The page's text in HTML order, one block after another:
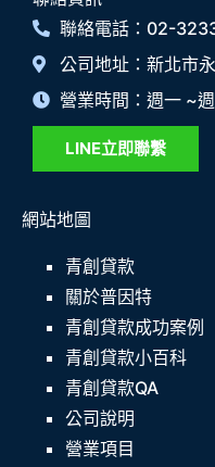
聯絡電話：02-
公司地址：新北市
營業時間：週一 ~
LINE立即聯繫
網站地圖
青創貸款
關於普因特
青創貸款成功案例
青創貸款小百科
青創貸款QA
公司說明
營業項目